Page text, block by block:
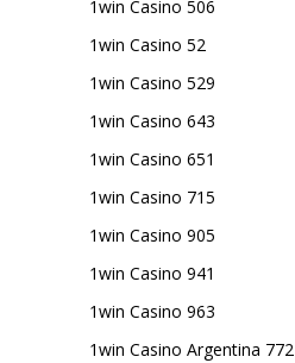
1win Casino 506
1win Casino 52
1win Casino 529
1win Casino 643
1win Casino 651
1win Casino 715
1win Casino 905
1win Casino 941
1win Casino 963
1win Casino Argentina 772